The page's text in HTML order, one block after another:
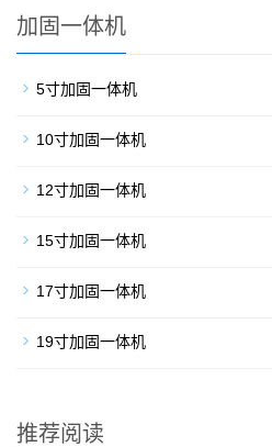
加固一体机
5寸加固一体机
10寸加固一体机
12寸加固一体机
15寸加固一体机
17寸加固一体机
19寸加固一体机
推荐阅读